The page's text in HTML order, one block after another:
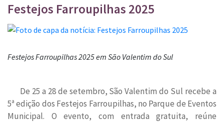
Festejos Farroupilhas 2025
Festejos Farroupilhas 2025 em São Valentim do Sul
De 25 a 28 de setembro, São Valentim do Sul recebe a
5ª edição dos Festejos Farroupilhas, no Parque de Eventos
Municipal. O evento, com entrada gratuita, reúne